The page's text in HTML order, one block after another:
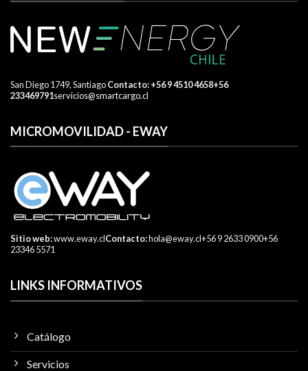
San Diego 1749, Santiago​ Contacto:+56 9 4510 4658+56
233469791servicios@smartcargo.cl
MICROMOVILIDAD - EWAY
Sitio web:www.eway.clContacto:hola@eway.cl+56 9 2633 0900+56
23346 5571
LINKS INFORMATIVOS
Catálogo
Servicios